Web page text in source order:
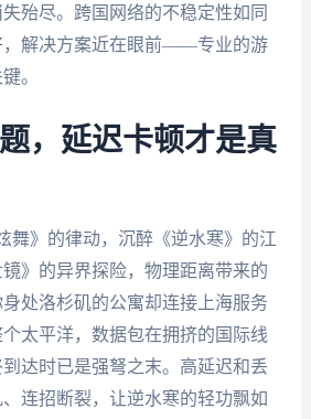
殆尽。跨国网络的不稳定性如同
，解决方案近在眼前——专业的游
。
，延迟卡顿才是真
舞》的律动，沉醉《逆水寒》的江
》的异界探险，物理距离带来的
处洛杉矶的公寓却连接上海服务
太平洋，数据包在拥挤的国际线
达时已是强弩之末。高延迟和丢
连招断裂，让逆水寒的轻功飘如